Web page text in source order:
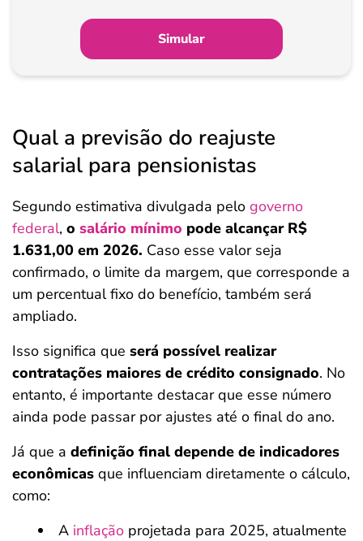
Pagamento
Simular
Qual a previsão do reajuste
salarial para pensionistas
Segundo estimativa divulgada pelo governo
federal, o salário mínimo pode alcançar R$
1.631,00 em 2026. Caso esse valor seja
confirmado, o limite da margem, que corresponde a
um percentual fixo do benefício, também será
ampliado.
Isso significa que será possível realizar
contratações maiores de crédito consignado. No
entanto, é importante destacar que esse número
ainda pode passar por ajustes até o final do ano.
Já que a definição final depende de indicadores
econômicas que influenciam diretamente o cálculo,
como:
A inflação projetada para 2025, atualmente